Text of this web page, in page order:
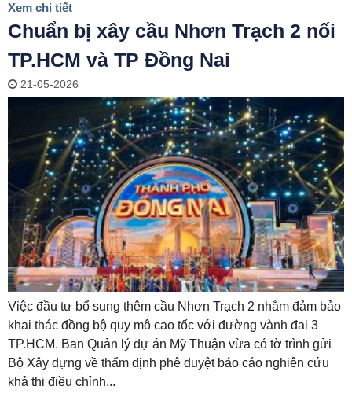
Xem chi tiết
Chuẩn bị xây cầu Nhơn Trạch 2 nối
TP.HCM và TP Đồng Nai
21-05-2026
Việc đầu tư bổ sung thêm cầu Nhơn Trạch 2 nhằm đảm bảo
khai thác đồng bộ quy mô cao tốc với đường vành đai 3
TP.HCM. Ban Quản lý dự án Mỹ Thuận vừa có tờ trình gửi
Bộ Xây dựng về thẩm định phê duyệt báo cáo nghiên cứu
khả thi điều chỉnh...